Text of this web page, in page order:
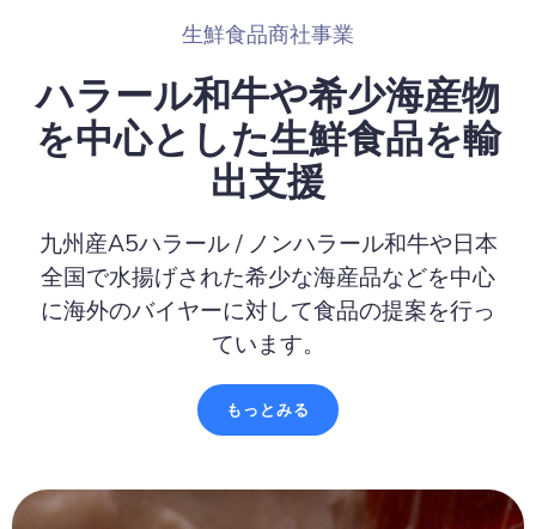
生鮮食品商社事業
ハラール和牛や希少海産物
を中心とした生鮮食品を輸
出支援
九州産A5ハラール / ノンハラール和牛や日本
全国で水揚げされた希少な海産品などを中心
に海外のバイヤーに対して食品の提案を行っ
ています。
もっとみる